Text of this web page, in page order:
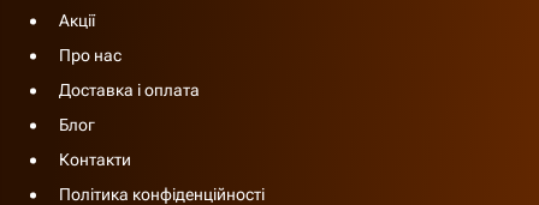
Акції
Про нас
Доставка і оплата
Блог
Контакти
Політика конфіденційності